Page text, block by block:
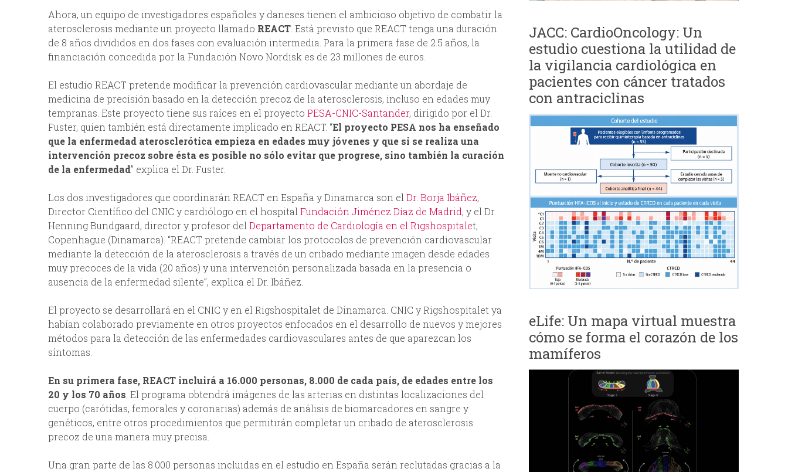
Ahora, un equipo de investigadores españoles y daneses tienen el ambicioso objetivo de combatir la
aterosclerosis mediante un proyecto llamado REACT. Está previsto que REACT tenga una duración
de 8 años divididos en dos fases con evaluación intermedia. Para la primera fase de 2.5 años, la
financiación concedida por la Fundación Novo Nordisk es de 23 millones de euros.
El estudio REACT pretende modificar la prevención cardiovascular mediante un abordaje de
medicina de precisión basado en la detección precoz de la aterosclerosis, incluso en edades muy
tempranas. Este proyecto tiene sus raíces en el proyecto PESA-CNIC-Santander, dirigido por el Dr.
Fuster, quien también está directamente implicado en REACT. “El proyecto PESA nos ha enseñado
que la enfermedad aterosclerótica empieza en edades muy jóvenes y que si se realiza una
intervención precoz sobre ésta es posible no sólo evitar que progrese, sino también la curación
de la enfermedad” explica el Dr. Fuster.
Los dos investigadores que coordinarán REACT en España y Dinamarca son elDr. Borja Ibáñez,
Director Científico del CNIC y cardiólogo en el hospitalFundación Jiménez Díaz de Madrid, y el Dr.
Henning Bundgaard, director y profesor delDepartamento de Cardiología en el Rigshospitalet,
Copenhague (Dinamarca). “REACT pretende cambiar los protocolos de prevención cardiovascular
mediante la detección de la aterosclerosis a través de un cribado mediante imagen desde edades
muy precoces de la vida (20 años) y una intervención personalizada basada en la presencia o
ausencia de la enfermedad silente”, explica el Dr. Ibáñez.
El proyecto se desarrollará en el CNIC y en el Rigshospitalet de Dinamarca. CNIC y Rigshospitalet ya
habían colaborado previamente en otros proyectos enfocados en el desarrollo de nuevos y mejores
métodos para la detección de las enfermedades cardiovasculares antes de que aparezcan los
síntomas.
En su primera fase, REACT incluirá a 16.000 personas, 8.000 de cada país, de edades entre los
20 y los 70 años. El programa obtendrá imágenes de las arterias en distintas localizaciones del
cuerpo (carótidas, femorales y coronarias) además de análisis de biomarcadores en sangre y
genéticos, entre otros procedimientos que permitirán completar un cribado de aterosclerosis
precoz de una manera muy precisa.
Una gran parte de las 8.000 personas incluidas en el estudio en España serán reclutadas gracias a la
JACC: CardioOncology: Un
estudio cuestiona la utilidad de
la vigilancia cardiológica en
pacientes con cáncer tratados
con antraciclinas
eLife: Un mapa virtual muestra
cómo se forma el corazón de los
mamíferos